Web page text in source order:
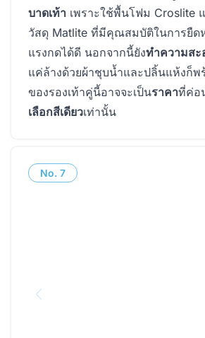
บาดเท้า เพราะใช้พื้นโฟม Croslite
วัสดุ Matlite ที่มีคุณสมบัติในการยืด
แรงกดได้ดี นอกจากนี้ยังทำความสะ
แค่ล้างด้วยผ้าชุบน้ำและปลิ้นแห้งก็พ
ของรองเท้าคู่นี้อาจจะเป็นราคาที่ค่อ
เลือกสีเดียวเท่านั้น
No. 7